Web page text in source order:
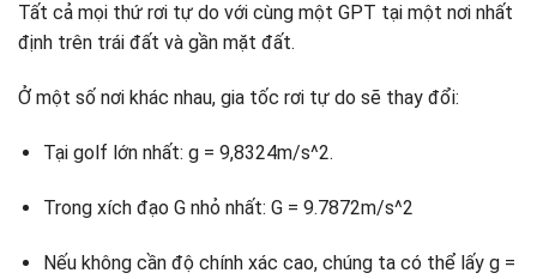
Tất cả mọi thứ rơi tự do với cùng một GPT tại một nơi nhất
định trên trái đất và gần mặt đất.
Ở một số nơi khác nhau, gia tốc rơi tự do sẽ thay đổi:
Tại golf lớn nhất: g = 9,8324m/s^2.
Trong xích đạo G nhỏ nhất: G = 9.7872m/s^2
Nếu không cần độ chính xác cao, chúng ta có thể lấy g =